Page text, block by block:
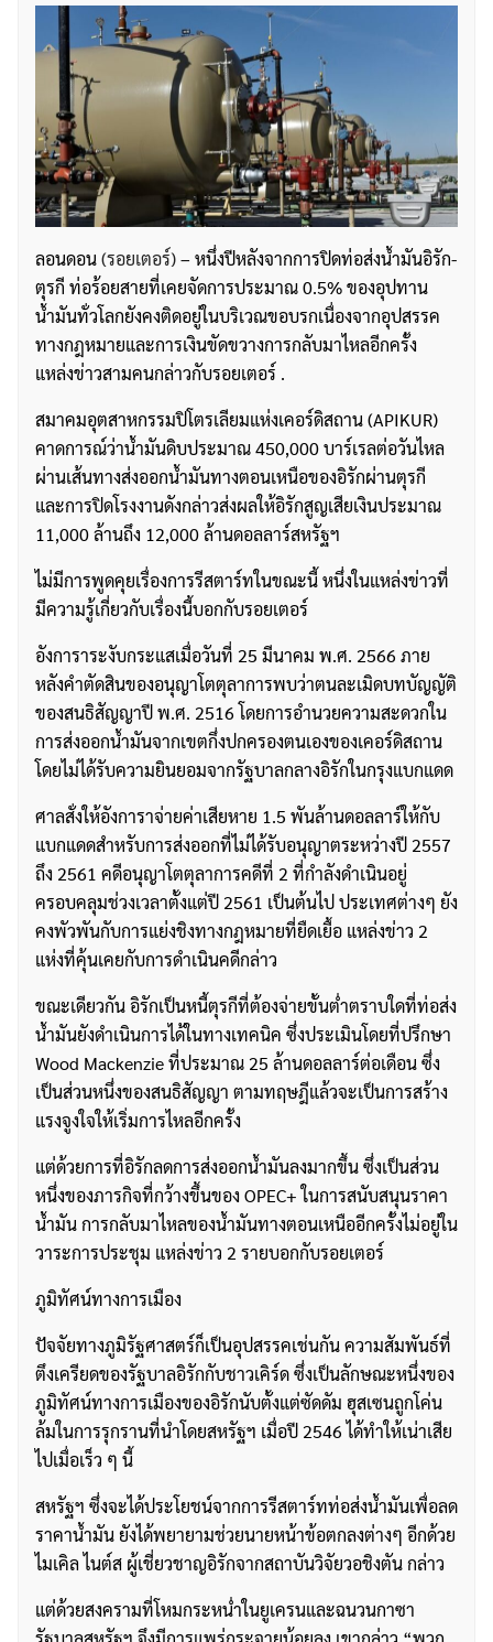
ลอนดอน(รอยเตอร์)– หนึ่งปีหลังจากการปิดท่อส่งน้ำมันอิรัก-
ตุรกี ท่อร้อยสายที่เคยจัดการประมาณ 0.5% ของอุปทาน
น้ำมันทั่วโลกยังคงติดอยู่ในบริเวณขอบรกเนื่องจากอุปสรรค
ทางกฎหมายและการเงินขัดขวางการกลับมาไหลอีกครั้ง
แหล่งข่าวสามคนกล่าวกับรอยเตอร์ .
สมาคมอุตสาหกรรมปิโตรเลียมแห่งเคอร์ดิสถาน (APIKUR)
คาดการณ์ว่าน้ำมันดิบประมาณ 450,000 บาร์เรลต่อวันไหล
ผ่านเส้นทางส่งออกน้ำมันทางตอนเหนือของอิรักผ่านตุรกี
และการปิดโรงงานดังกล่าวส่งผลให้อิรักสูญเสียเงินประมาณ
11,000 ล้านถึง 12,000 ล้านดอลลาร์สหรัฐฯ
ไม่มีการพูดคุยเรื่องการรีสตาร์ทในขณะนี้ หนึ่งในแหล่งข่าวที่
มีความรู้เกี่ยวกับเรื่องนี้บอกกับรอยเตอร์
อังการาระงับกระแสเมื่อวันที่ 25 มีนาคม พ.ศ. 2566 ภาย
หลังคำตัดสินของอนุญาโตตุลาการพบว่าตนละเมิดบทบัญญัติ
ของสนธิสัญญาปี พ.ศ. 2516 โดยการอำนวยความสะดวกใน
การส่งออกน้ำมันจากเขตกึ่งปกครองตนเองของเคอร์ดิสถาน
โดยไม่ได้รับความยินยอมจากรัฐบาลกลางอิรักในกรุงแบกแดด
ศาลสั่งให้อังการาจ่ายค่าเสียหาย 1.5 พันล้านดอลลาร์ให้กับ
แบกแดดสำหรับการส่งออกที่ไม่ได้รับอนุญาตระหว่างปี 2557
ถึง 2561 คดีอนุญาโตตุลาการคดีที่ 2 ที่กำลังดำเนินอยู่
ครอบคลุมช่วงเวลาตั้งแต่ปี 2561 เป็นต้นไป ประเทศต่างๆ ยัง
คงพัวพันกับการแย่งชิงทางกฎหมายที่ยืดเยื้อ แหล่งข่าว 2
แห่งที่คุ้นเคยกับการดำเนินคดีกล่าว
ขณะเดียวกัน อิรักเป็นหนี้ตุรกีที่ต้องจ่ายขั้นต่ำตราบใดที่ท่อส่ง
น้ำมันยังดำเนินการได้ในทางเทคนิค ซึ่งประเมินโดยที่ปรึกษา
Wood Mackenzie ที่ประมาณ 25 ล้านดอลลาร์ต่อเดือน ซึ่ง
เป็นส่วนหนึ่งของสนธิสัญญา ตามทฤษฎีแล้วจะเป็นการสร้าง
แรงจูงใจให้เริ่มการไหลอีกครั้ง
แต่ด้วยการที่อิรักลดการส่งออกน้ำมันลงมากขึ้น ซึ่งเป็นส่วน
หนึ่งของภารกิจที่กว้างขึ้นของ OPEC+ ในการสนับสนุนราคา
น้ำมัน การกลับมาไหลของน้ำมันทางตอนเหนืออีกครั้งไม่อยู่ใน
วาระการประชุม แหล่งข่าว 2 รายบอกกับรอยเตอร์
ภูมิทัศน์ทางการเมือง
ปัจจัยทางภูมิรัฐศาสตร์ก็เป็นอุปสรรคเช่นกัน ความสัมพันธ์ที่
ตึงเครียดของรัฐบาลอิรักกับชาวเคิร์ด ซึ่งเป็นลักษณะหนึ่งของ
ภูมิทัศน์ทางการเมืองของอิรักนับตั้งแต่ซัดดัม ฮุสเซนถูกโค่น
ล้มในการรุกรานที่นำโดยสหรัฐฯ เมื่อปี 2546 ได้ทำให้เน่าเสีย
ไปเมื่อเร็ว ๆ นี้
สหรัฐฯ ซึ่งจะได้ประโยชน์จากการรีสตาร์ทท่อส่งน้ำมันเพื่อลด
ราคาน้ำมัน ยังได้พยายามช่วยนายหน้าข้อตกลงต่างๆ อีกด้วย
ไมเคิล ไนต์ส ผู้เชี่ยวชาญอิรักจากสถาบันวิจัยวอชิงตัน กล่าว
แต่ด้วยสงครามที่โหมกระหน่ำในยูเครนและฉนวนกาซา